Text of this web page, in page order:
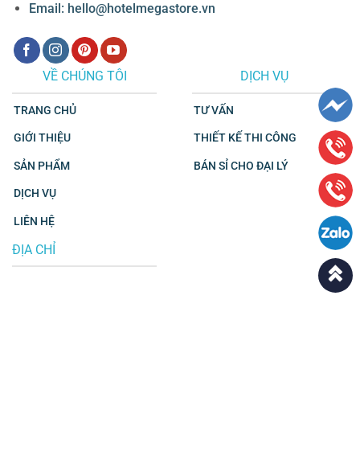
Email: hello@hotelmegastore.vn
VỀ CHÚNG TÔI
TRANG CHỦ
GIỚI THIỆU
SẢN PHẨM
DỊCH VỤ
LIÊN HỆ
DỊCH VỤ
TƯ VẤN
THIẾT KẾ THI CÔNG
BÁN SỈ CHO ĐẠI LÝ
ĐỊA CHỈ